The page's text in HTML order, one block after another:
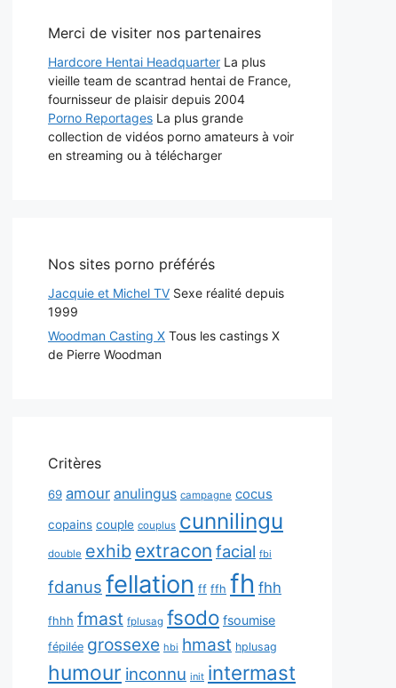
Merci de visiter nos partenaires
Hardcore Hentai Headquarter La plus
vieille team de scantrad hentai de France,
fournisseur de plaisir depuis 2004
Porno Reportages La plus grande
collection de vidéos porno amateurs à voir
en streaming ou à télécharger
Nos sites porno préférés
Jacquie et Michel TV Sexe réalité depuis
1999
Woodman Casting X Tous les castings X
de Pierre Woodman
Critères
69 amour anulingus campagne cocus
copains couple couplus cunnilingu
double exhib extracon facial fbi
fdanus fellation ff ffh fh fhh
fhhh fmast fplusag fsodo fsoumise
fépilée grossexe hbi hmast hplusag
humour inconnu init intermast